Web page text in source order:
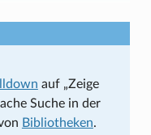
auf „Zeige
Suche in der
Bibliotheken.